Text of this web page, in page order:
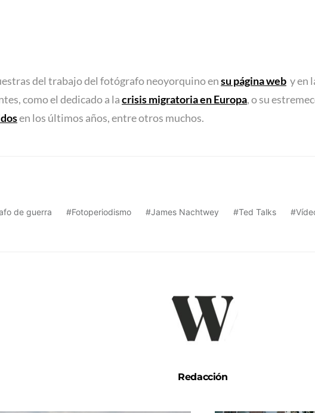
del trabajo del fotógrafo neoyorquino ensu página web y en
como el dedicado a lacrisis migratoria en Europa, o su
en los últimos años, entre otros muchos.
de guerra Fotoperiodismo James Nachtwey Ted Talks
Redacción